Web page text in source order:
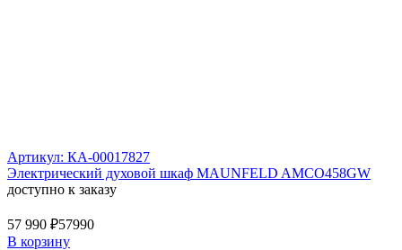
Артикул: КА-00017827
Электрический духовой шкаф MAUNFELD AMCO458GW
доступно к заказу
57 990 ₽57990
В корзину